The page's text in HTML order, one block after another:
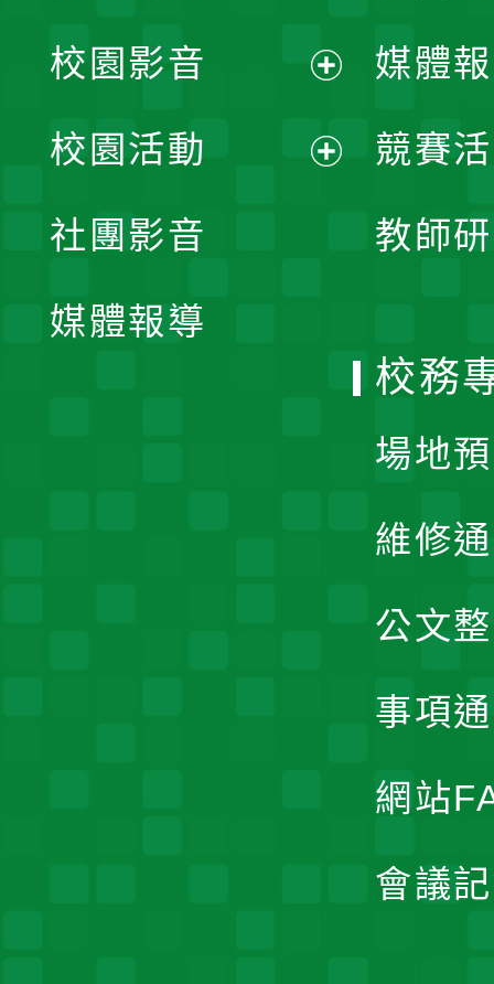
媒體
競賽
教師
校園影音
開
校園活動
社團影音
媒體報導
校務
場地
維修
公文
事項
網站
會議